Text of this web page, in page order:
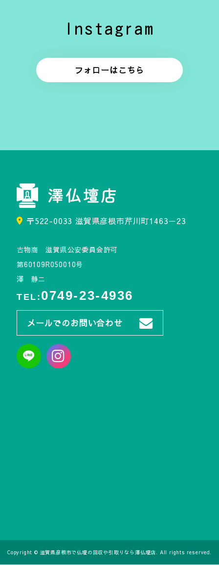
Instagram
フォローはこちら
〒522-0033 滋賀県彦根市芹川町1463－23
古物商 滋賀県公安委員会許可
第60109R050010号
澤 静ニ
TEL: 0749-23-4936
メールでのお問い合わせ
Copyright © 滋賀県彦根市で仏壇の回収や引取りなら澤仏壇店. All rights reserved.